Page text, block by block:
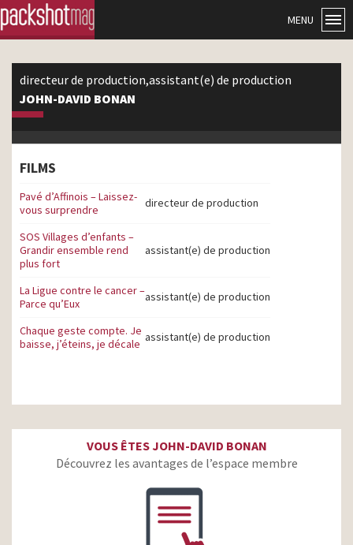
MENU
directeur de production,assistant(e) de production
JOHN-DAVID BONAN
FILMS
Pavé d’Affinois – Laissez-
vous surprendre
directeur de production
SOS Villages d’enfants –
Grandir ensemble rend
plus fort
assistant(e) de production
La Ligue contre le cancer –
Parce qu’Eux
assistant(e) de production
Chaque geste compte. Je
baisse, j’éteins, je décale assistant(e) de production
VOUS ÊTES JOHN-DAVID BONAN
Découvrez les avantages de l’espace membre